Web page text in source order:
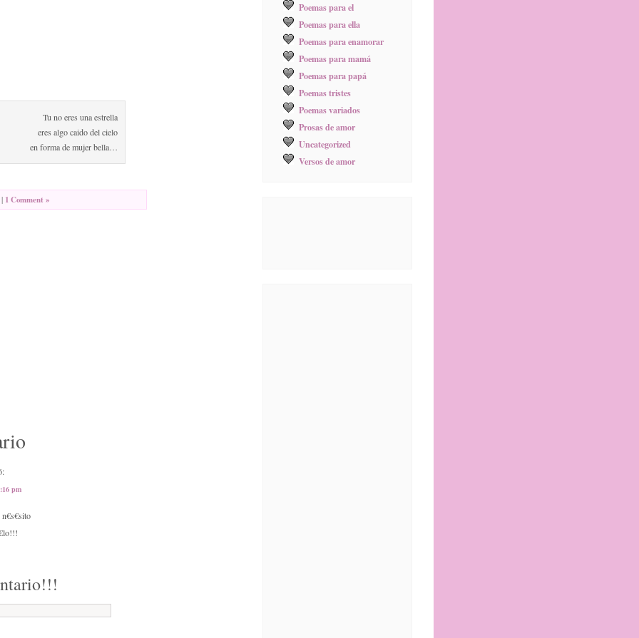
Tu no eres una estrella
eres algo caido del cielo
en forma de mujer bella…
| 1 Comment »
pm
Poemas para el
Poemas para ella
Poemas para enamorar
Poemas para mamá
Poemas para papá
Poemas tristes
Poemas variados
Prosas de amor
Uncategorized
Versos de amor